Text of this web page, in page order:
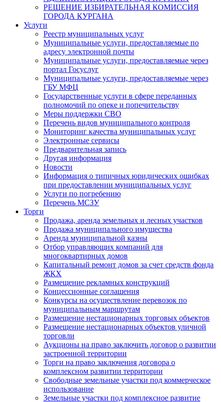
РЕШЕНИЕ ИЗБИРАТЕЛЬНАЯ КОМИССИЯ
ГОРОДА КУРГАНА
Услуги
Реестр муниципальных услуг
Муниципальные услуги, предоставляемые по
адресу электронной почты
Муниципальные услуги, предоставляемые через
портал Госуслуг
Муниципальные услуги, предоставляемые через
ГБУ МФЦ
Государственные услуги в сфере переданных
полномочий по опеке и попечительству
Меры поддержки СВО
Перечень видов муниципального контроля
Мониторинг качества муниципальных услуг
Электронные сервисы
Предварительная запись
Другая информация
Новости
Информация о типичных юридических ошибках
при предоставлении муниципальных услуг
Услуги по погребению
Перечень МСЗУ
Торги
Продажа, аренда земельных и лесных участков
Продажа муниципального имущества
Аренда муниципальной казны
Отбор управляющих компаний для
многоквартирных домов
Капитальный ремонт домов за счет средств фонда
ЖКХ
Размещение рекламных конструкций
Концессионные соглашения
Конкурсы на осуществление перевозок по
муниципальным маршрутам
Размещение нестационарных торговых объектов
Размещение нестационарных объектов уличной
торговли
Аукционы на право заключить договор о развитии
застроенной территории
Торги на право заключения договора о
комплексном развитии территории
Свободные земельные участки под коммерческое
использование
Земельные участки под комплексное развитие